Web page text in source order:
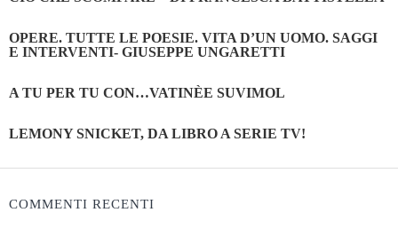
OPERE. TUTTE LE POESIE. VITA D’UN UOMO. SAGGI
E INTERVENTI- GIUSEPPE UNGARETTI
A TU PER TU CON…VATINÈE SUVIMOL
LEMONY SNICKET, DA LIBRO A SERIE TV!
COMMENTI RECENTI